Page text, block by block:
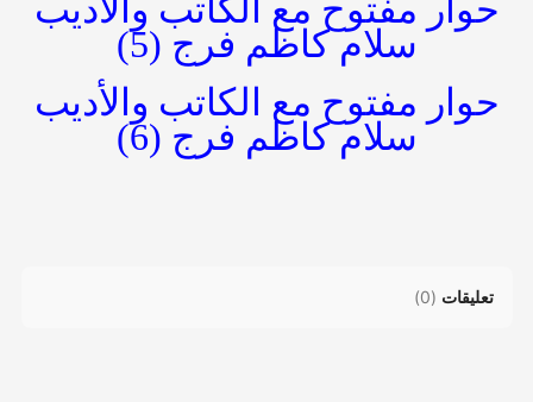
حوار مفتوح مع الكاتب والأديب
سلام كاظم فرج (5)
حوار مفتوح مع الكاتب والأديب
سلام كاظم فرج (6)
تعليقات (
0
)